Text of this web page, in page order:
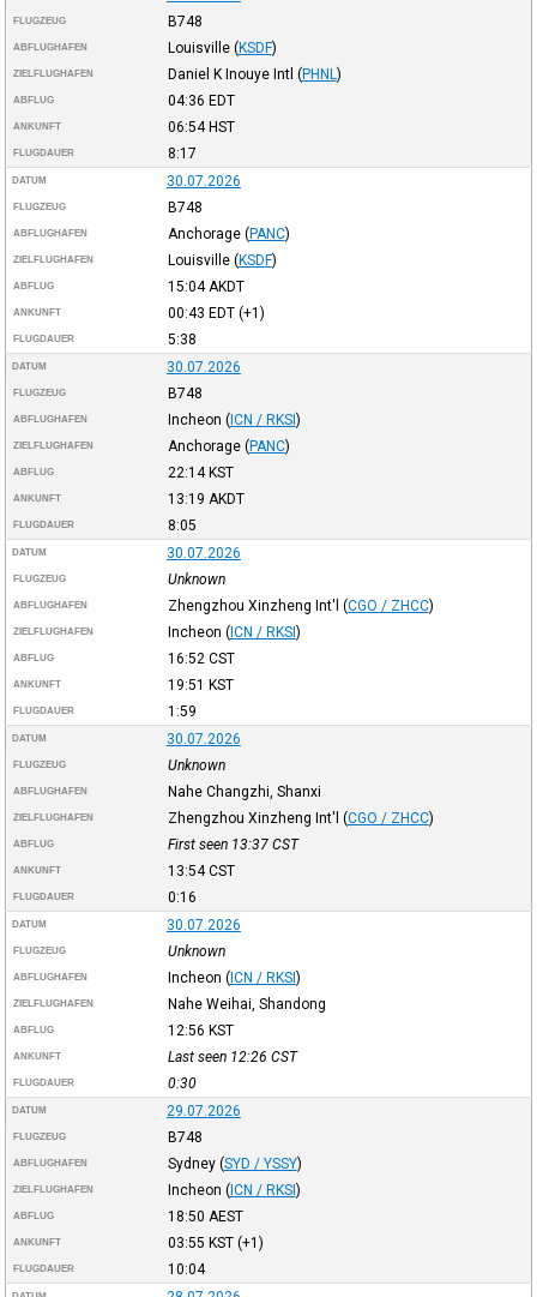
FLUGZEUG B748
ABFLUGHAFEN Louisville (KSDF)
ZIELFLUGHAFEN Daniel K Inouye Intl (PHNL )
ABFLUG 04:36 EDT
ANKUNFT 06:54HST
FLUGDAUER 8:17
DATUM 30.07.2026
FLUGZEUG B748
ABFLUGHAFEN Anchorage (PANC)
ZIELFLUGHAFEN Louisville (KSDF)
ABFLUG 15:04 AKDT
ANKUNFT 00:43 EDT(+1)
FLUGDAUER 5:38
DATUM 30.07.2026
FLUGZEUG B748
ABFLUGHAFEN Incheon (ICN / RKSI)
ZIELFLUGHAFEN Anchorage (PANC)
ABFLUG 22:14KST
ANKUNFT 13:19 AKDT
FLUGDAUER 8:05
DATUM 30.07.2026
FLUGZEUG Unknown
ABFLUGHAFEN Zhengzhou Xinzheng Int'l (CGO / ZHCC)
ZIELFLUGHAFEN Incheon (ICN / RKSI)
ABFLUG 16:52 CST
ANKUNFT 19:51 KST
FLUGDAUER 1:59
DATUM 30.07.2026
FLUGZEUG Unknown
ABFLUGHAFEN Nahe Changzhi, Shanxi
ZIELFLUGHAFEN Zhengzhou Xinzheng Int'l (CGO / ZHCC)
ABFLUG First seen 13:37 CST
ANKUNFT 13:54CST
FLUGDAUER 0:16
DATUM 30.07.2026
FLUGZEUG Unknown
ABFLUGHAFEN Incheon (ICN / RKSI)
ZIELFLUGHAFEN Nahe Weihai, Shandong
ABFLUG 12:56 KST
ANKUNFT Last seen 12:26 CST
FLUGDAUER 0:30
DATUM 29.07.2026
FLUGZEUG B748
ABFLUGHAFEN Sydney (SYD / YSSY)
ZIELFLUGHAFEN Incheon (ICN / RKSI)
ABFLUG 18:50 AEST
ANKUNFT 03:55 KST(+1)
FLUGDAUER 10:04